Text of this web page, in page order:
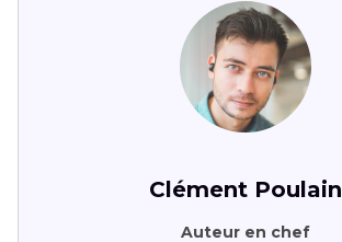
Clément Poulain
Auteur en chef